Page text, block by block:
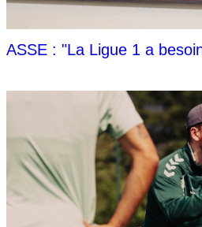
ASSE : "La Ligue 1 a